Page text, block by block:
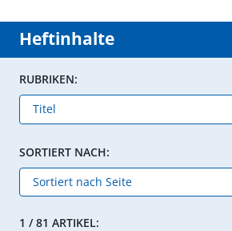
Heftinhalte
RUBRIKEN:
SORTIERT NACH:
1 / 81 ARTIKEL: